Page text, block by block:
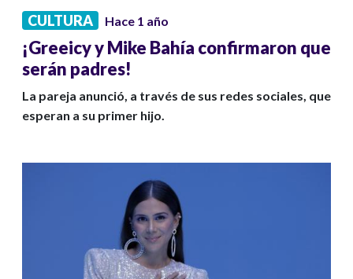
CULTURA Hace 1 año
¡Greeicy y Mike Bahía confirmaron que
serán padres!
La pareja anunció, a través de sus redes sociales, que
esperan a su primer hijo.